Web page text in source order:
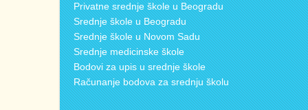
Privatne srednje škole u Beogradu
Srednje škole u Beogradu
Srednje škole u Novom Sadu
Srednje medicinske škole
Bodovi za upis u srednje škole
Računanje bodova za srednju školu